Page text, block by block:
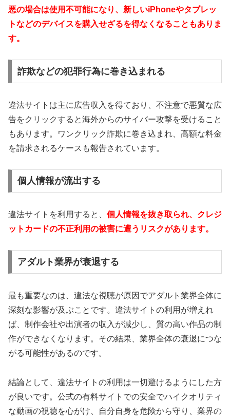
悪の場合は使用不可能になり、新しいiPhoneやタブレッ
トなどのデバイスを購入せざるを得なくなることもありま
す。
詐欺などの犯罪行為に巻き込まれる
違法サイトは主に広告収入を得ており、不注意で悪質な広
告をクリックすると海外からのサイバー攻撃を受けること
もあります。ワンクリック詐欺に巻き込まれ、高額な料金
を請求されるケースも報告されています。
個人情報が流出する
違法サイトを利用すると、 個人情報を抜き取られ、クレジ
ットカードの不正利用の被害に遭うリスクがあります。
アダルト業界が衰退する
最も重要なのは、違法な視聴が原因でアダルト業界全体に
深刻な影響が及ぶことです。違法サイトの利用が増えれ
ば、制作会社や出演者の収入が減少し、質の高い作品の制
作ができなくなります。その結果、業界全体の衰退につな
がる可能性があるのです。
結論として、違法サイトの利用は一切避けるようにした方
が良いです。公式の有料サイトでの安全でハイクオリティ
な動画の視聴を心がけ、自分自身を危険から守り、業界の